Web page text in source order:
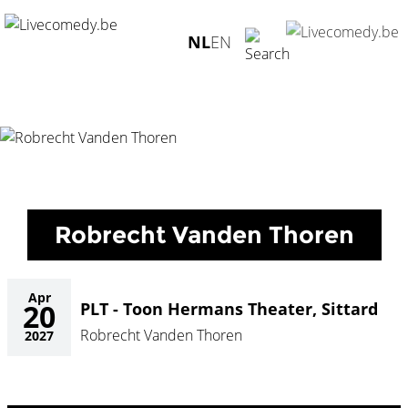
NLEN
Home/Agenda/ Robrecht Vanden Thoren
PLT - Toon
Hermans Theater, Sittard - 20.04.2027
Robrecht Vanden Thoren
Apr
20
2027
PLT - Toon Hermans Theater, Sittard
Robrecht Vanden Thoren